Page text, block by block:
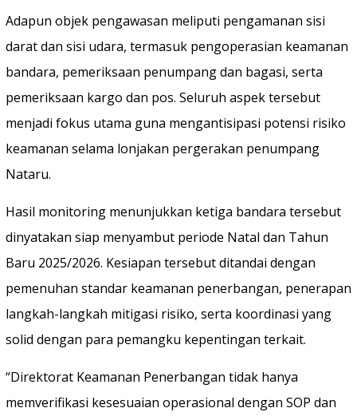
Adapun objek pengawasan meliputi pengamanan sisi
darat dan sisi udara, termasuk pengoperasian keamanan
bandara, pemeriksaan penumpang dan bagasi, serta
pemeriksaan kargo dan pos. Seluruh aspek tersebut
menjadi fokus utama guna mengantisipasi potensi risiko
keamanan selama lonjakan pergerakan penumpang
Nataru.
Hasil monitoring menunjukkan ketiga bandara tersebut
dinyatakan siap menyambut periode Natal dan Tahun
Baru 2025/2026. Kesiapan tersebut ditandai dengan
pemenuhan standar keamanan penerbangan, penerapan
langkah-langkah mitigasi risiko, serta koordinasi yang
solid dengan para pemangku kepentingan terkait.
“Direktorat Keamanan Penerbangan tidak hanya
memverifikasi kesesuaian operasional dengan SOP dan